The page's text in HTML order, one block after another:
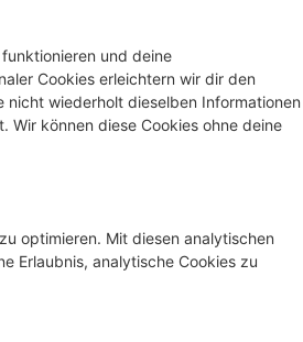
und deine
Cookies erleichtern wir dir den
nicht wiederholt dieselben Informationen
Wir können diese Cookies ohne deine
optimieren. Mit diesen analytischen
Erlaubnis, analytische Cookies zu